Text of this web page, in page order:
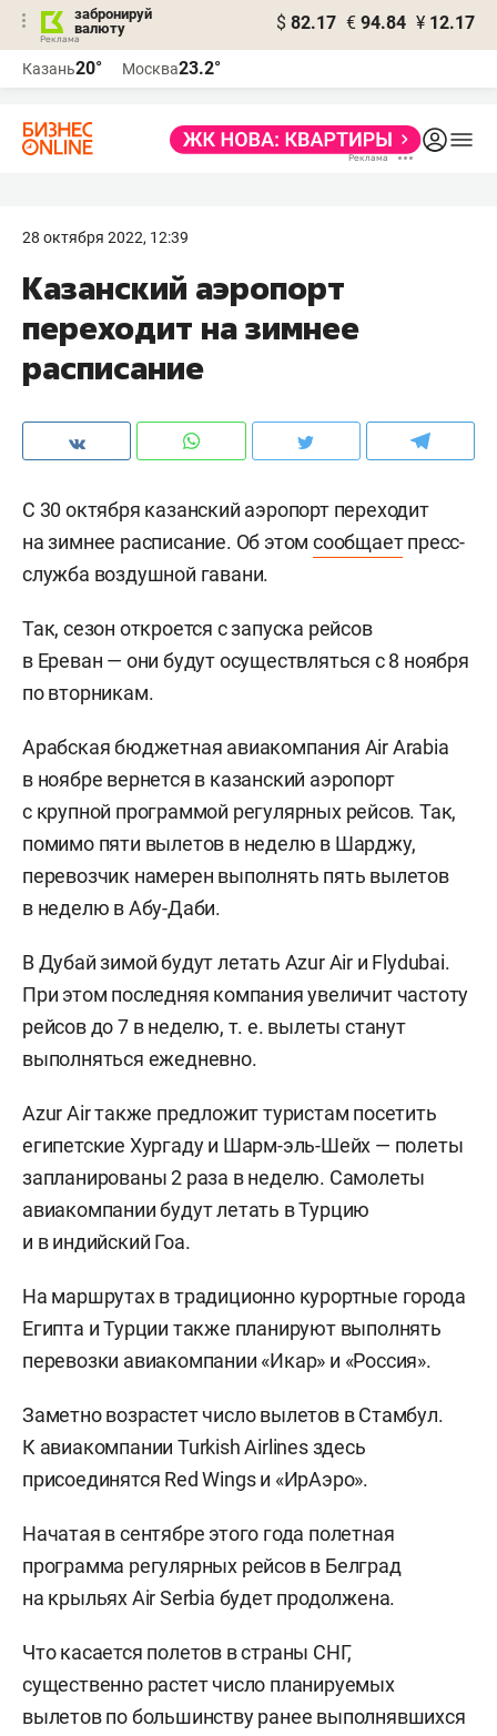
забронируй
валюту
$ 82.17 € 94.84 ¥ 12.17
Казань20° Москва23.2°
28 октября 2022, 12:39
Казанский аэропорт
переходит на зимнее
расписание
С 30 октября казанский аэропорт переходит
на зимнее расписание. Об этомсообщаетпресс-
служба воздушной гавани.
Так, сезон откроется с запуска рейсов
в Ереван — они будут осуществляться с 8 ноября
по вторникам.
Арабская бюджетная авиакомпания Air Arabia
в ноябре вернется в казанский аэропорт
с крупной программой регулярных рейсов. Так,
помимо пяти вылетов в неделю в Шарджу,
перевозчик намерен выполнять пять вылетов
в неделю в Абу-Даби.
В Дубай зимой будут летать Azur Air и Flydubai.
При этом последняя компания увеличит частоту
рейсов до 7 в неделю, т. е. вылеты станут
выполняться ежедневно.
Azur Air также предложит туристам посетить
египетские Хургаду и Шарм-эль-Шейх — полеты
запланированы 2 раза в неделю. Самолеты
авиакомпании будут летать в Турцию
и в индийский Гоа.
На маршрутах в традиционно курортные города
Египта и Турции также планируют выполнять
перевозки авиакомпании «Икар» и «Россия».
Заметно возрастет число вылетов в Стамбул.
К авиакомпании Turkish Airlines здесь
присоединятся Red Wings и «ИрАэро».
Начатая в сентябре этого года полетная
программа регулярных рейсов в Белград
на крыльях Air Serbia будет продолжена.
Что касается полетов в страны СНГ,
существенно растет число планируемых
вылетов по большинству ранее выполнявшихся